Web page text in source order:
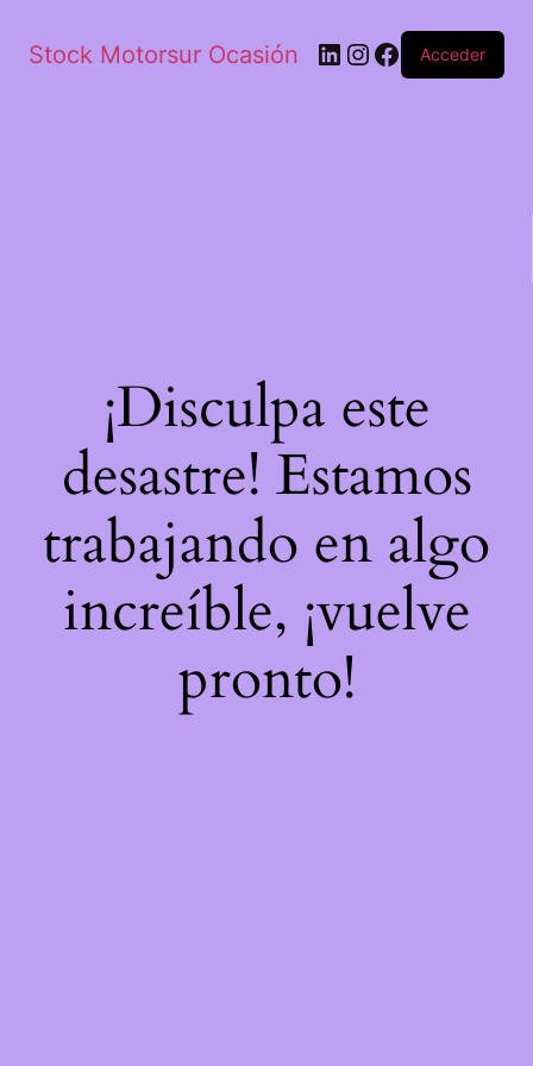
Stock Motorsur Ocasión Acceder
¡Disculpa este
desastre! Estamos
trabajando en algo
increíble, ¡vuelve
pronto!